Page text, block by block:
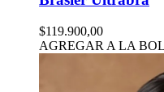
$119.900,00
AGREGAR A LA